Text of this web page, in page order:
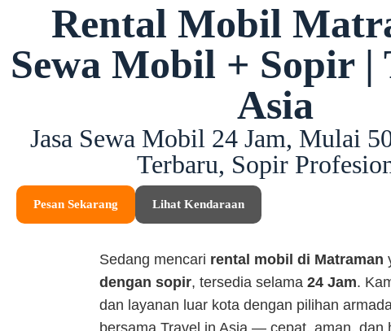
Rental Mobil
Sewa Mobil + Sopir |
Asia
Jasa Sewa Mobil 24 Jam, Mulai
Terbaru, Sopir
Pesan Sekarang Lihat Kendaraan
Sedang mencari rental mobil di Matraman
dengan sopir, tersedia selama 24 Jam.
dan layanan luar kota dengan pilihan
bersama Travel in Asia — cepat, aman, dan